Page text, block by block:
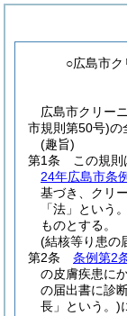
○広島市ク
広島市クリー
市規則第50号)の
(趣旨)
第1条
この規則
24年広島市条
基づき、クリ
「法」という
ものとする。
(結核等り患の
第2条
条例第2
の皮膚疾患に
の届出書に診
長」という。)